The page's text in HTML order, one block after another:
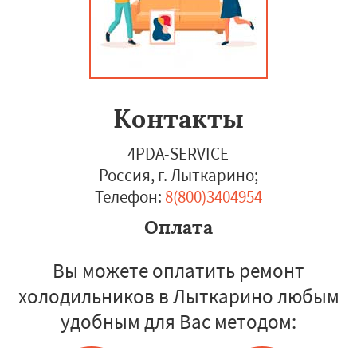
Контакты
4PDA-SERVICE
Россия, г. Лыткарино;
Телефон: 8(800)3404954
Оплата
Вы можете оплатить ремонт
холодильников в Лыткарино любым
удобным для Вас методом: